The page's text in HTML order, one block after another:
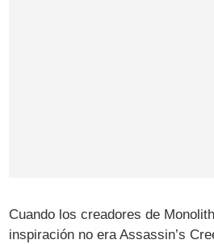
Cuando los creadores de
inspiración no era Assassin’s